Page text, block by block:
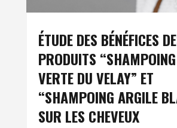
ÉTUDE DES BÉNÉFICES
PRODUITS
VERTE DU VELAY” ET
“SHAMPOING ARGILE
SUR LES CHEVEUX